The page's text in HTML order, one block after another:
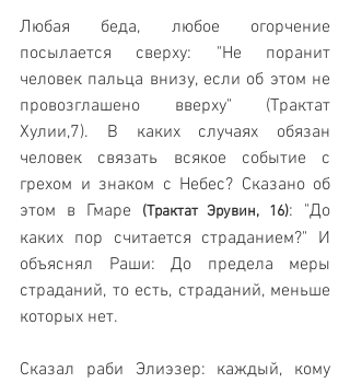
Любая беда, любое огорчение
посылается сверху: "Не поранит
человек пальца внизу, если об этом не
провозглашено вверху" (Трактат
Хулии,7). В каких случаях обязан
человек связать всякое событие с
грехом и знаком с Небес? Сказано об
этом в Гмаре
(Трактат Эрувин, 16): "До
каких пор считается страданием?" И
объяснял Раши: До предела меры
страданий, то есть, страданий, меньше
которых нет.
Сказал раби Элиэзер: каждый, кому